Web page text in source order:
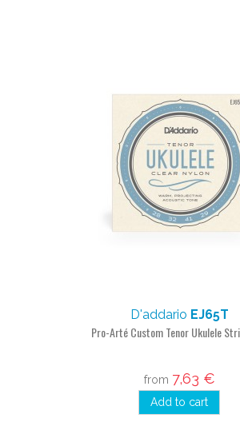
D'addario EJ65T
Pro-Arté Custom Tenor Ukulele
from 7,63 €
Add to cart